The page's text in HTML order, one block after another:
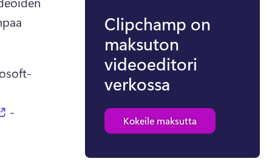
(opens in a new tab)
-
Clipchamp on
maksuton
videoeditori
verkossa
Kokeile maksutta